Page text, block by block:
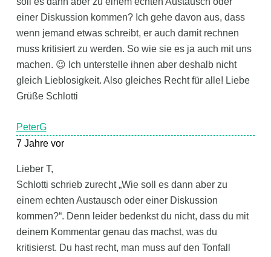
einer Diskussion kommen? Ich gehe davon aus, dass
wenn jemand etwas schreibt, er auch damit rechnen
muss kritisiert zu werden. So wie sie es ja auch mit uns
machen. 😉 Ich unterstelle ihnen aber deshalb nicht
gleich Lieblosigkeit. Also gleiches Recht für alle! Liebe
Grüße Schlotti
PeterG
7 Jahre vor
Lieber T,
Schlotti schrieb zurecht „Wie soll es dann aber zu
einem echten Austausch oder einer Diskussion
kommen?“. Denn leider bedenkst du nicht, dass du mit
deinem Kommentar genau das machst, was du
kritisierst. Du hast recht, man muss auf den Tonfall